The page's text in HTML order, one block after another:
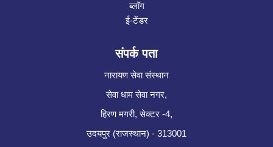
ब्लॉग
ई-टेंडर
संपर्क पता
नारायण सेवा संस्थान
सेवा धाम सेवा नगर,
हिरण मगरी, सेक्टर -4,
उदयपुर (राजस्थान) - 313001